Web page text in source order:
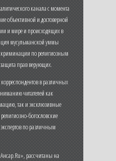
канала с момента
объективной и достоверной
и мире и происходящих в
мусульманской уммы
по религиозным
прав верующих.
в различных
читателей как
так и эксклюзивные
богословские
по различным
рассчитаны на